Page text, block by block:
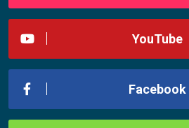
YouTube
Facebook